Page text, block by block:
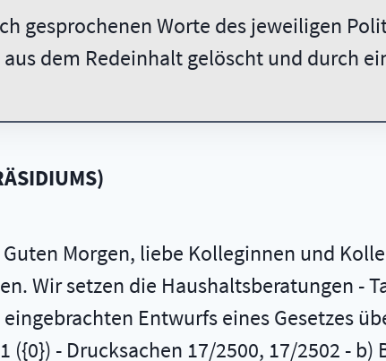
gesprochenen Worte des jeweiligen
dem Redeinhalt gelöscht und durch
)
Morgen, liebe Kolleginnen und
Wir setzen die Haushaltsberatungen -
Entwurfs eines Gesetzes
- Drucksachen 17/2500, 17/2502 - b)